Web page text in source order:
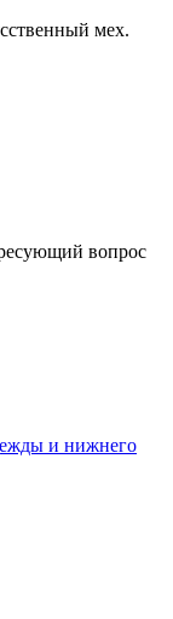
мех.
вопрос
и нижнего